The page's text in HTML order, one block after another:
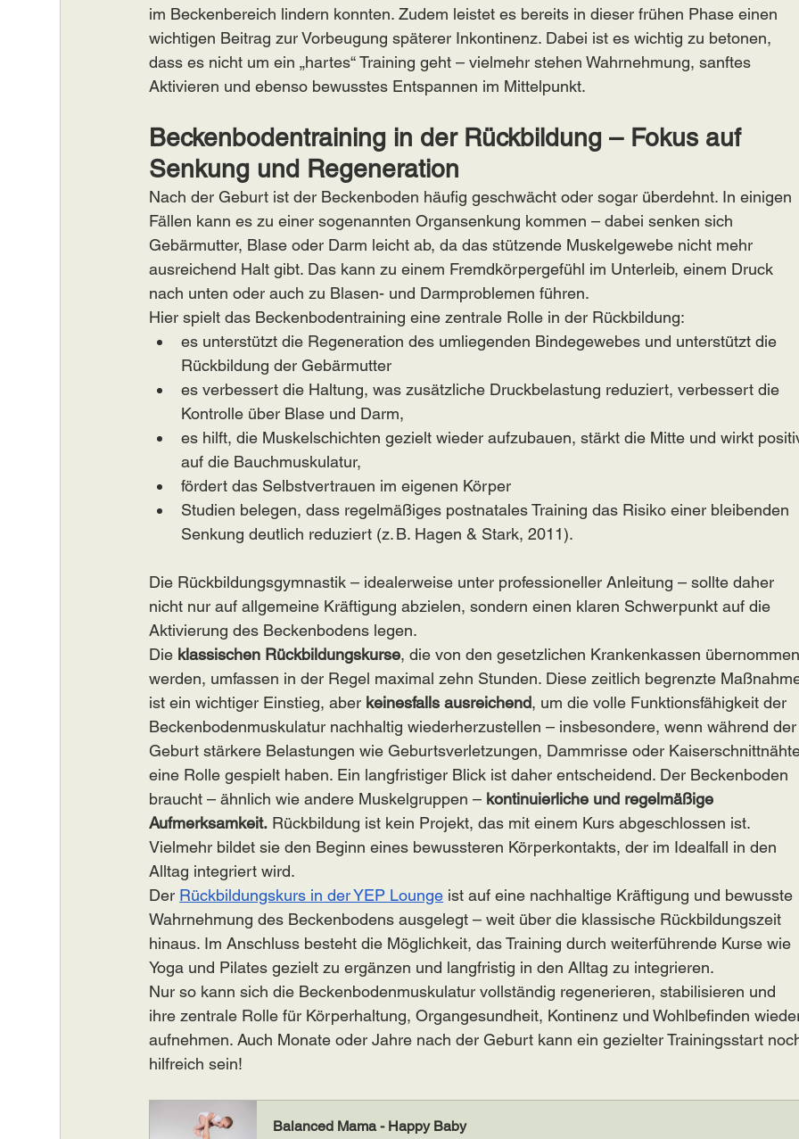
im Beckenbereich lindern konnten. Zudem leistet es bereits in dieser frühen Phase einen
wichtigen Beitrag zur Vorbeugung späterer Inkontinenz. Dabei ist es wichtig zu betonen,
dass es nicht um ein „hartes“ Training geht – vielmehr stehen Wahrnehmung, sanftes
Aktivieren und ebenso bewusstes Entspannen im Mittelpunkt.
Beckenbodentraining in der Rückbildung – Fokus auf
Senkung und Regeneration
Nach der Geburt ist der Beckenboden häufig geschwächt oder sogar überdehnt. In einigen
Fällen kann es zu einer sogenannten Organsenkung kommen – dabei senken sich
Gebärmutter, Blase oder Darm leicht ab, da das stützende Muskelgewebe nicht mehr
ausreichend Halt gibt. Das kann zu einem Fremdkörpergefühl im Unterleib, einem Druck
nach unten oder auch zu Blasen- und Darmproblemen führen.
Hier spielt das Beckenbodentraining eine zentrale Rolle in der Rückbildung:
es unterstützt die Regeneration des umliegenden Bindegewebes und unterstützt die
Rückbildung der Gebärmutter
es verbessert die Haltung, was zusätzliche Druckbelastung reduziert, verbessert die
Kontrolle über Blase und Darm,
es hilft, die Muskelschichten gezielt wieder aufzubauen, stärkt die Mitte und wirkt
auf die Bauchmuskulatur,
fördert das Selbstvertrauen im eigenen Körper
Studien belegen, dass regelmäßiges postnatales Training das Risiko einer bleibenden
Senkung deutlich reduziert (z. B. Hagen & Stark, 2011).
Die Rückbildungsgymnastik – idealerweise unter professioneller Anleitung – sollte daher
nicht nur auf allgemeine Kräftigung abzielen, sondern einen klaren Schwerpunkt auf die
Aktivierung des Beckenbodens legen.
Die klassischen Rückbildungskurse, die von den gesetzlichen Krankenkassen
werden, umfassen in der Regel maximal zehn Stunden. Diese zeitlich begrenzte
ist ein wichtiger Einstieg, aber keinesfalls ausreichend, um die volle Funktionsfähigkeit der
Beckenbodenmuskulatur nachhaltig wiederherzustellen – insbesondere, wenn während
Geburt stärkere Belastungen wie Geburtsverletzungen, Dammrisse oder
eine Rolle gespielt haben. Ein langfristiger Blick ist daher entscheidend. Der Beckenboden
braucht – ähnlich wie andere Muskelgruppen – kontinuierliche und regelmäßige
Aufmerksamkeit. Rückbildung ist kein Projekt, das mit einem Kurs abgeschlossen ist.
Vielmehr bildet sie den Beginn eines bewussteren Körperkontakts, der im Idealfall in den
Alltag integriert wird.
Der Rückbildungskurs in der YEP Lounge ist auf eine nachhaltige Kräftigung und bewusste
Wahrnehmung des Beckenbodens ausgelegt – weit über die klassische Rückbildungszeit
hinaus. Im Anschluss besteht die Möglichkeit, das Training durch weiterführende Kurse wie
Yoga und Pilates gezielt zu ergänzen und langfristig in den Alltag zu integrieren.
Nur so kann sich die Beckenbodenmuskulatur vollständig regenerieren, stabilisieren und
ihre zentrale Rolle für Körperhaltung, Organgesundheit, Kontinenz und Wohlbefinden
aufnehmen. Auch Monate oder Jahre nach der Geburt kann ein gezielter Trainingsstart
hilfreich sein!
Balanced Mama - Happy Baby